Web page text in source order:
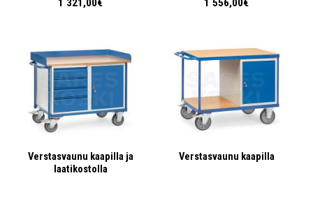
1 321,00€ 1 556,00€
Verstasvaunu kaapilla ja
laatikostolla
Verstasvaunu kaapilla